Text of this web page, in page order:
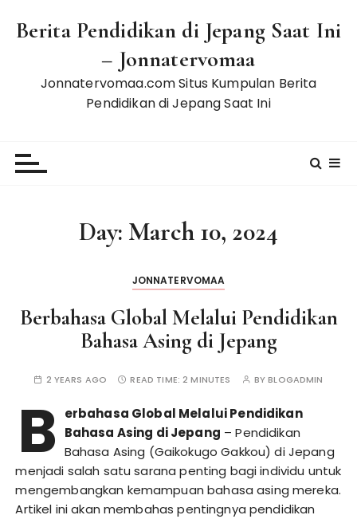
Berita Pendidikan di Jepang Saat Ini
– Jonnatervomaa
Jonnatervomaa.com Situs Kumpulan Berita
Pendidikan di Jepang Saat Ini
Day: March 10, 2024
JONNATERVOMAA
Berbahasa Global Melalui Pendidikan
Bahasa Asing di Jepang
2 YEARS AGO READ TIME:2 MINUTES BYBLOGADMIN
B
erbahasa Global Melalui Pendidikan
Bahasa Asing di Jepang – Pendidikan
Bahasa Asing (Gaikokugo Gakkou) di Jepang
menjadi salah satu sarana penting bagi individu untuk
mengembangkan kemampuan bahasa asing mereka.
Artikel ini akan membahas pentingnya pendidikan